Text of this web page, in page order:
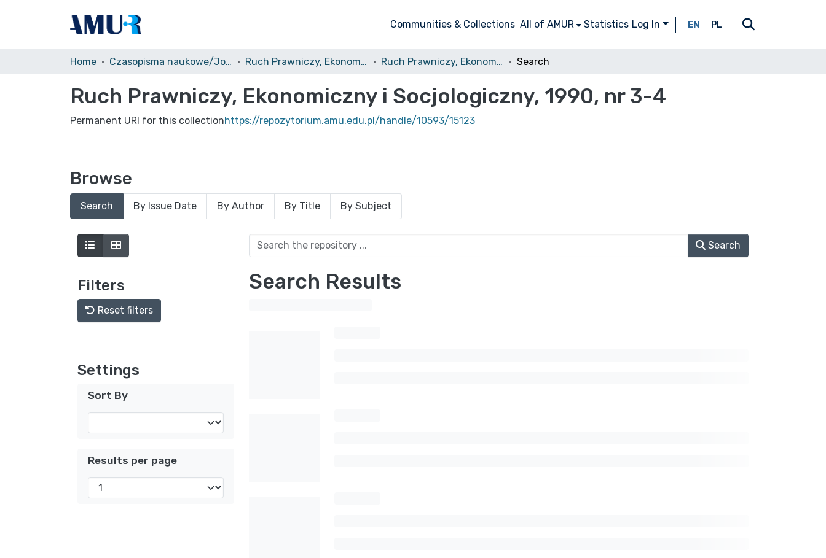
Communities & Collections All of AMUR Statistics Log In EN PL
Home Czasopisma naukowe/Journals Ruch Prawniczy, Ekonomiczny i Socjologiczny Ruch Prawniczy, Ekonomiczny i Socjologiczny, 1990, nr 3-4 Search
Ruch Prawniczy, Ekonomiczny i Socjologiczny, 1990, nr 3-4
Permanent URI for this collectionhttps://repozytorium.amu.edu.pl/handle/10593/15123
Browse
Search By Issue Date By Author By Title By Subject
Filters
Reset filters
Settings
Sort By
Results per page
Search
Search Results